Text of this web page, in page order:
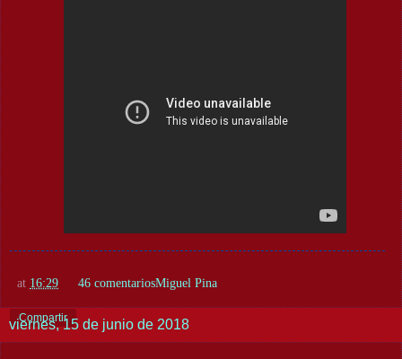
Miguel Pina
at 16:29 46 comentarios
Compartir
viernes, 15 de junio de 2018